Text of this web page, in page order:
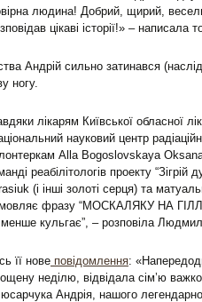
людина! Добрий, щирий,
цікаві історії!» –
Андрій сильно затинався
ногу.
лікарям Київської обласної
науковий центр
Alla Bogoslovskaya
реабілітологів проекту
(і інші золоті серця) та
фразу “МОСКАЛЯКУ НА
кульгає”, – розповіла
її нове повідомлення:
неділю, відвідала сім’ю
Андрія, нашого